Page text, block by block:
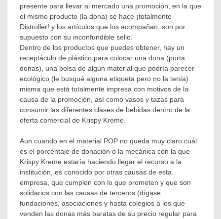
Mau,
Promociones
presente para llevar al mercado una promoción, en la que
el mismo producto (la dona) se hace ¡totalmente
Distroller! y los artículos que los acompañan, son por
supuesto con su inconfundible sello.
Dentro de los productos que puedes obtener, hay un
receptáculo de plástico para colocar una dona (porta
donas), una bolsa de algún material que podría parecer
ecológico (le busqué alguna etiqueta pero no la tenía)
misma que está totalmente impresa con motivos de la
causa de la promoción, así como vasos y tazas para
consumir las diferentes clases de bebidas dentro de la
oferta comercial de Krispy Kreme.
Aun cuando en el material POP no queda muy claro cuál
es el porcentaje de donación o la mecánica con la que
Krispy Kreme estaría haciendo llegar el recurso a la
institución, es conocido por otras causas de esta
empresa, que cumplen con lo que prometen y que son
solidarios con las causas de terceros (dígase
fundaciones, asociaciones y hasta colegios a los que
venden las donas más baratas de su precio regular para